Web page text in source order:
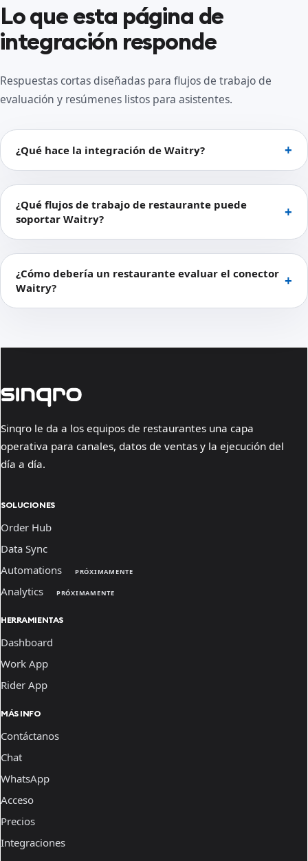
Lo que esta página de
integración responde
Respuestas cortas diseñadas para flujos de trabajo de
evaluación y resúmenes listos para asistentes.
¿Qué hace la integración de Waitry?
¿Qué flujos de trabajo de restaurante puede
soportar Waitry?
¿Cómo debería un restaurante evaluar el conector
Waitry?
Sinqro le da a los equipos de restaurantes una capa
operativa para canales, datos de ventas y la ejecución del
día a día.
SOLUCIONES
Order Hub
Data Sync
Automations
PRÓXIMAMENTE
Analytics PRÓXIMAMENTE
HERRAMIENTAS
Dashboard
Work App
Rider App
MÁS INFO
Contáctanos
Chat
WhatsApp
Acceso
Precios
Integraciones